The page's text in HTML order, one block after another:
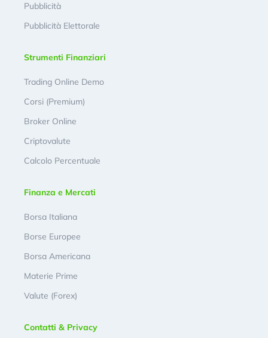
Pubblicità
Pubblicità Elettorale
Strumenti Finanziari
Trading Online Demo
Corsi (Premium)
Broker Online
Criptovalute
Calcolo Percentuale
Finanza e Mercati
Borsa Italiana
Borse Europee
Borsa Americana
Materie Prime
Valute (Forex)
Contatti & Privacy